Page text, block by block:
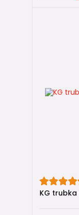
KG trubka